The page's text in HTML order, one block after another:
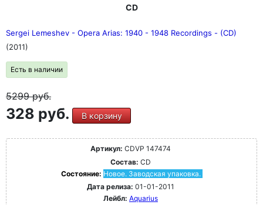
CD
Sergei Lemeshev - Opera Arias: 1940 - 1948 Recordings - (CD)
(2011)
Есть в наличии
5299руб.
328 руб. В корзину
Артикул: CDVP 147474
Состав: CD
Состояние: Новое. Заводская упаковка.
Дата релиза: 01-01-2011
Лейбл: Aquarius